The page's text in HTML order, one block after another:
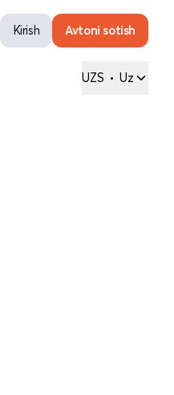
Kirish Avtoni sotish
UZS • Uz